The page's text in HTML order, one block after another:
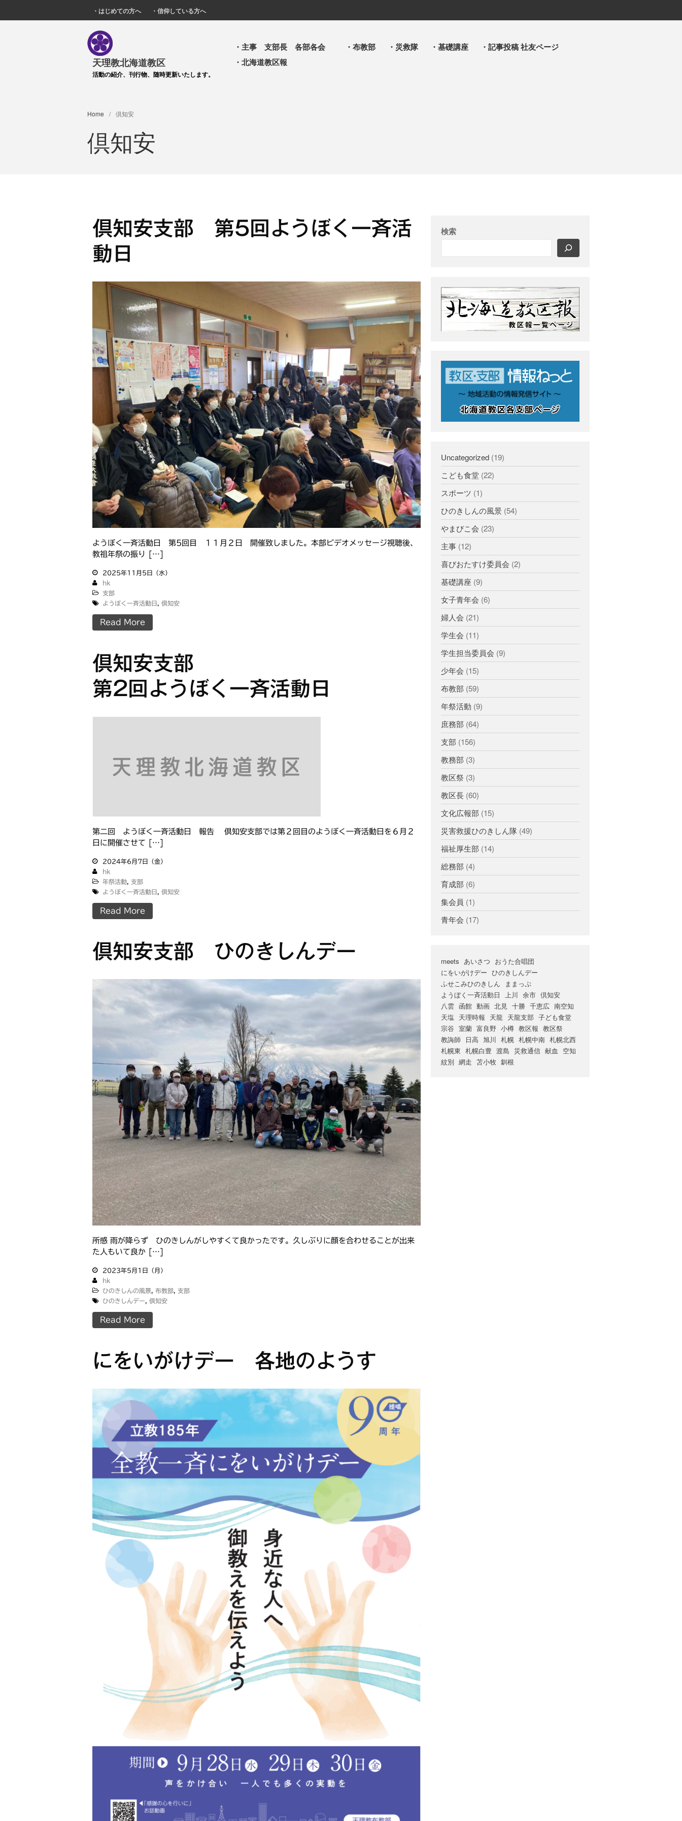
ィバルに出演
天塩支部 おつとめ総会
札幌東支部・婦人会合同総会
カテゴリー
ひのきしんデー
ようぼく一斉活動日
天理時報
子ども食堂
富良野
札幌北西
札幌白豊
災救通信
紋別
・はじめての方へ ・信仰している方へ
天理教北海道教区
活動の紹介、刊行物、随時更新いたします。
・主事 支部長 各部各会 ・布教部 ・災救隊 ・基礎講座
・記事投稿 社友ページ
・北海道教区報
Home / 倶知安
倶知安
倶知安支部 第5回ようぼく一斉活
動日
ようぼく一斉活動日 第5回目 １１月２日 開催致しました。本部ビデオメッセージ視聴後、
教祖年祭の振り […]
2025年11月5日（水）
hk
支部
ようぼく一斉活動日
倶知安
Read More
倶知安支部
第2回ようぼく一斉活動日
第二回 ようぼく一斉活動日 報告 倶知安支部では第２回目のようぼく一斉活動日を６月２
日に開催させて […]
2024年6月7日（金）
hk
年祭活動
支部
ようぼく一斉活動日
倶知安
Read More
倶知安支部 ひのきしんデー
所感 雨が降らず ひのきしんがしやすくて良かったです。久しぶりに顔を合わせることが出来
た人もいて良か […]
2023年5月1日（月）
hk
ひのきしんの風景
布教部
支部
ひのきしんデー
倶知安
Read More
にをいがけデー 各地のようす
検索
Uncategorized(19)
こども食堂(22)
スポーツ (1)
ひのきしんの風景(54)
やまびこ会 (23)
主事(12)
喜びおたすけ委員会 (2)
基礎講座 (9)
女子青年会 (6)
婦人会 (21)
学生会 (11)
学生担当委員会 (9)
少年会 (15)
布教部 (59)
年祭活動 (9)
庶務部 (64)
支部 (156)
教務部 (3)
教区祭 (3)
教区長(60)
文化広報部 (15)
災害救援ひのきしん隊(49)
福祉厚生部 (14)
総務部 (4)
育成部 (6)
集会員 (1)
青年会 (17)
meets あいさつ おうた合唱団
にをいがけデー ひのきしんデー
ふせこみひのきしん
ままっぷ
ようぼく一斉活動日
上川 余市 倶知安
八雲 函館 動画 北見 十勝 千恵広 南空知
天塩 天理時報 天龍 天龍支部 子ども食堂
宗谷 室蘭 富良野 小樽 教区報 教区祭
教誨師
日高 旭川 札幌 札幌中南 札幌北西
札幌東 札幌白豊 渡島 災救通信 献血
空知
紋別 網走 苫小牧 釧根